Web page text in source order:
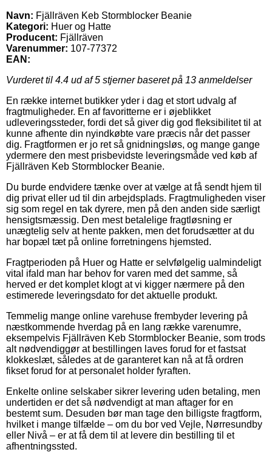
Navn: Fjällräven Keb Stormblocker Beanie
Kategori: Huer og Hatte
Producent: Fjällräven
Varenummer: 107-77372
EAN:
Vurderet til 4.4 ud af 5 stjerner baseret på 13 anmeldelser
En række internet butikker yder i dag et stort udvalg af
fragtmuligheder. En af favoritterne er i øjeblikket
udleveringssteder, fordi det så giver dig god fleksibilitet til at
kunne afhente din nyindkøbte vare præcis når det passer
dig. Fragtformen er jo ret så gnidningsløs, og mange gange
ydermere den mest prisbevidste leveringsmåde ved køb af
Fjällräven Keb Stormblocker Beanie.
Du burde endvidere tænke over at vælge at få sendt hjem til
dig privat eller ud til din arbejdsplads. Fragtmuligheden viser
sig som regel en tak dyrere, men på den anden side særligt
hensigtsmæssig. Den mest betalelige fragtløsning er
unægtelig selv at hente pakken, men det forudsætter at du
har bopæl tæt på online forretningens hjemsted.
Fragtperioden på Huer og Hatte er selvfølgelig ualmindeligt
vital ifald man har behov for varen med det samme, så
herved er det komplet klogt at vi kigger nærmere på den
estimerede leveringsdato for det aktuelle produkt.
Temmelig mange online varehuse frembyder levering på
næstkommende hverdag på en lang række varenumre,
eksempelvis Fjällräven Keb Stormblocker Beanie, som trods
alt nødvendiggør at bestillingen laves forud for et fastsat
klokkeslæt, således at de garanteret kan nå at få ordren
fikset forud for at personalet holder fyraften.
Enkelte online selskaber sikrer levering uden betaling, men
undertiden er det så nødvendigt at man aftager for en
bestemt sum. Desuden bør man tage den billigste fragtform,
hvilket i mange tilfælde – om du bor ved Vejle, Nørresundby
eller Nivå – er at få dem til at levere din bestilling til et
afhentningssted.